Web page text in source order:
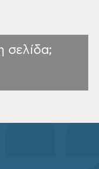
σελίδα;